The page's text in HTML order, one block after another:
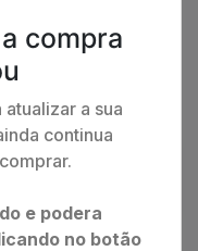
compra
a sua
continua
e podera
no botão